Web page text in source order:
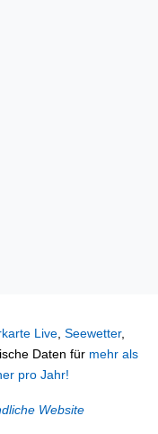
Live, Seewetter,
Daten für mehr als
pro Jahr!
Website